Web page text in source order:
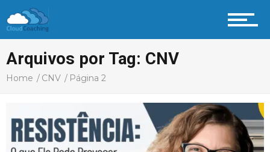
Arquivos por Tag: CNV
Home CNV Página 2